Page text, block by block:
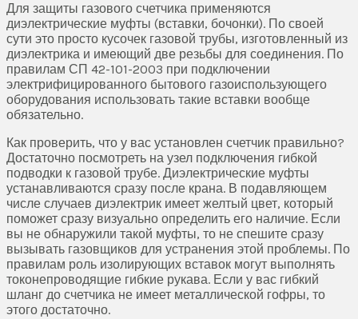
Для защиты газового счетчика применяются
диэлектрические муфты (вставки, бочонки). По своей
сути это просто кусочек газовой трубы, изготовленный из
диэлектрика и имеющий две резьбы для соединения. По
правилам СП 42-101-2003 при подключении
электрифицированного бытового газоиспользующего
оборудования использовать такие вставки вообще
обязательно.
Как проверить, что у вас установлен счетчик правильно?
Достаточно посмотреть на узел подключения гибкой
подводки к газовой трубе. Диэлектрические муфты
устанавливаются сразу после крана. В подавляющем
числе случаев диэлектрик имеет желтый цвет, который
поможет сразу визуально определить его наличие. Если
вы не обнаружили такой муфты, то не спешите сразу
вызывать газовщиков для устранения этой проблемы. По
правилам роль изолирующих вставок могут выполнять
токонепроводящие гибкие рукава. Если у вас гибкий
шланг до счетчика не имеет металлической гофры, то
этого достаточно.